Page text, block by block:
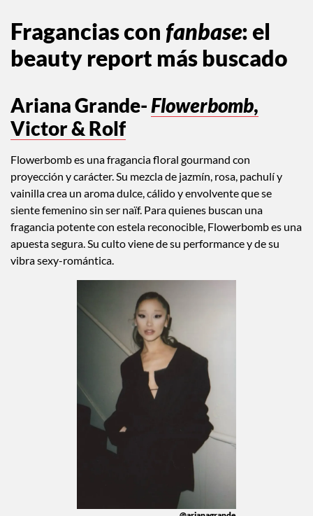
Fragancias con fanbase: el
beauty report más buscado
Ariana Grande-Flowerbomb,
Victor & Rolf
Flowerbomb es una fragancia floral gourmand con
proyección y carácter. Su mezcla de jazmín, rosa, pachulí y
vainilla crea un aroma dulce, cálido y envolvente que se
siente femenino sin ser naïf. Para quienes buscan una
fragancia potente con estela reconocible, Flowerbomb es una
apuesta segura. Su culto viene de su performance y de su
vibra sexy-romántica.